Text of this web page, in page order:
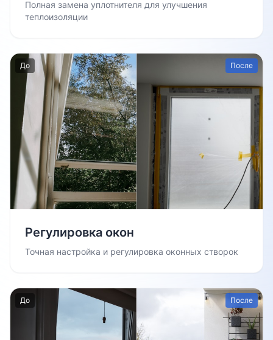
Полная замена уплотнителя для улучшения
теплоизоляции
До После
Регулировка окон
Точная настройка и регулировка оконных створок
До После